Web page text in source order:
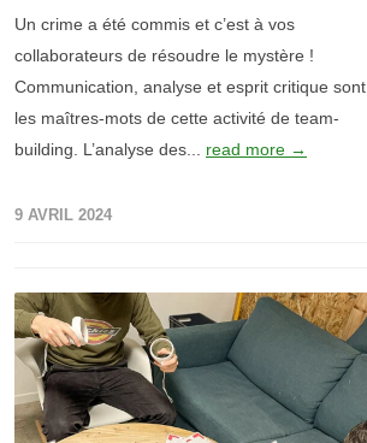
Un crime a été commis et c’est à vos
collaborateurs de résoudre le mystère !
Communication, analyse et esprit critique sont
les maîtres-mots de cette activité de team-
building. L’analyse des... read more →
9 AVRIL 2024